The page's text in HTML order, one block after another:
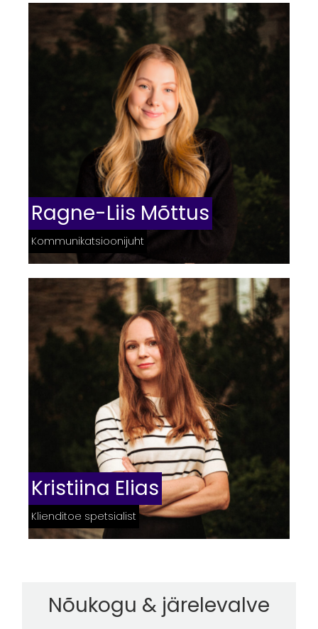
Ragne-Liis Mõttus
Kommunikatsioonijuht
Kristiina Elias
Klienditoe spetsialist
Nõukogu & järelevalve